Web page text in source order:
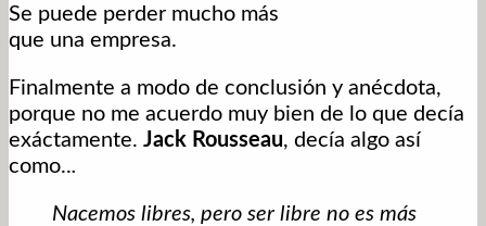
Se puede perder mucho más
que una empresa.
Finalmente a modo de conclusión y anécdota,
porque no me acuerdo muy bien de lo que decía
exáctamente. Jack Rousseau, decía algo así
como...
Nacemos libres, pero ser libre no es más